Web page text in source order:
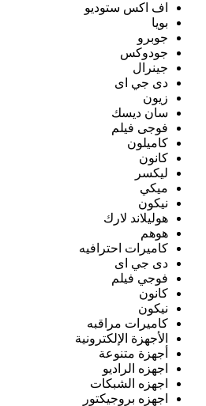
اف اكس ستوديو
بويا
جوبرو
جودوكس
جينرال
دى جي اى
زيون
سان ديسك
فوجى فيلم
كاميلون
كانون
ليكسر
ميكي
نيكون
هوليلاند لارك
هوهم
كاميرات احترافيه
دى جي اى
فوجي فيلم
كانون
نيكون
كاميرات مراقبه
الأجهزة الإلكترونية
أجهزة متنوعة
اجهزه الراديو
اجهزه الشبكات
اجهزه بروجيكتور